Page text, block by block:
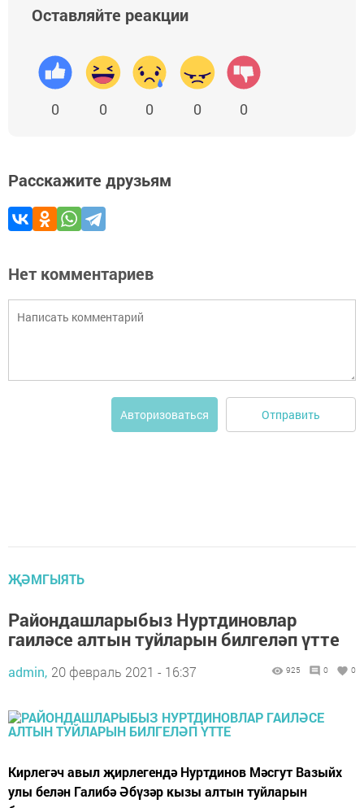
Оставляйте реакции
0 0 0 0 0
Расскажите друзьям
Нет комментариев
Авторизоваться Отправить
ҖӘМГЫЯТЬ
Райондашларыбыз Нуртдиновлар
гаиләсе алтын туйларын билгеләп үтте
admin, 20 февраль 2021 - 16:37 925 0 0
Кирлегәч авыл җирлегендә Нуртдинов Мәсгут Вазыйх
улы белән Галибә Әбүзәр кызы алтын туйларын